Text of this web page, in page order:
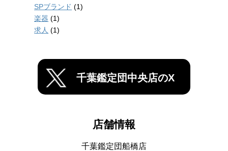
SPブランド (1)
楽器 (1)
求人 (1)
千葉鑑定団中央店のX
店舗情報
千葉鑑定団船橋店